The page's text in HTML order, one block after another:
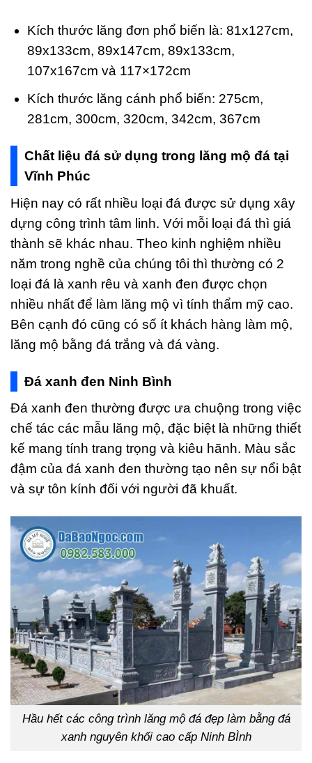
Kích thước lăng đơn phổ biến là: 81x127cm,
89x133cm, 89x147cm, 89x133cm,
107x167cm và 117×172cm
Kích thước lăng cánh phổ biến: 275cm,
281cm, 300cm, 320cm, 342cm, 367cm
Chất liệu đá sử dụng trong lăng mộ đá tại
Vĩnh Phúc
Hiện nay có rất nhiều loại đá được sử dụng xây
dựng công trình tâm linh. Với mỗi loại đá thì giá
thành sẽ khác nhau. Theo kinh nghiệm nhiều
năm trong nghề của chúng tôi thì thường có 2
loại đá là xanh rêu và xanh đen được chọn
nhiều nhất để làm lăng mộ vì tính thẩm mỹ cao.
Bên cạnh đó cũng có số ít khách hàng làm mộ,
lăng mộ bằng đá trắng và đá vàng.
Đá xanh đen Ninh Bình
Đá xanh đen thường được ưa chuộng trong việc
chế tác các mẫu lăng mộ, đặc biệt là những thiết
kế mang tính trang trọng và kiêu hãnh. Màu sắc
đậm của đá xanh đen thường tạo nên sự nổi bật
và sự tôn kính đối với người đã khuất.
Hầu hết các công trình lăng mộ đá đẹp làm bằng đá
xanh nguyên khối cao cấp Ninh BÌnh